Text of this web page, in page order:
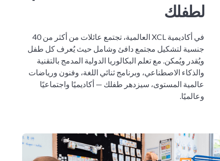
لطفلك
في أكاديمية XCL العالمية، تجتمع عائلات من أكثر من 40
جنسية لتشكيل مجتمع دافئ وشامل حيث يُعرف كل طفل
ويُقدر ويُمكن. مع تعلم البكالوريا الدولية المدمج بالتقنية
والذكاء الاصطناعي، وبرنامج ثنائي اللغة، وفنون ورياضات
عالمية المستوى، سيزدهر طفلك — أكاديميًا واجتماعيًا
وعالميًا.